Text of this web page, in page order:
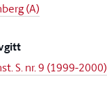
(A)
S. nr. 9 (1999-2000)